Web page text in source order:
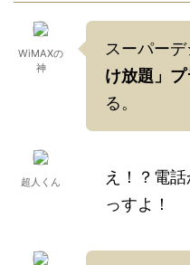
WiMAXの
神
スーパーデ
け放題」
る。
超人くん
え！？電
っすよ！